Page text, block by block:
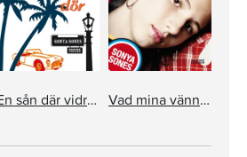
En sån där vidrig bok där mamman dör Vad mina vänner inte vet